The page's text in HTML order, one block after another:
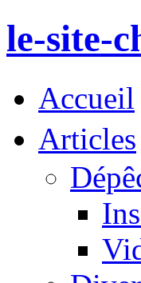
le-site-
Accueil
Articles